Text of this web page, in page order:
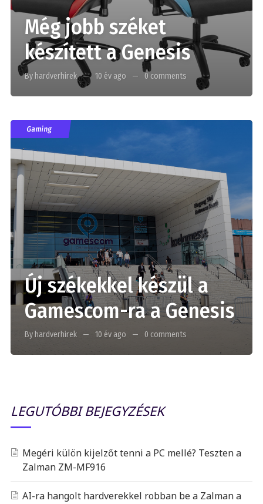
Még jobb széket
készített a Genesis
By hardverhirek 10 év ago 0 comments
Gaming
Új székekkel készül a
Gamescom-ra a Genesis
By hardverhirek 10 év ago 0 comments
LEGUTÓBBI BEJEGYZÉSEK
Megéri külön kijelzőt tenni a PC mellé? Teszten a
Zalman ZM-MF916
AI-ra hangolt hardverekkel robban be a Zalman a